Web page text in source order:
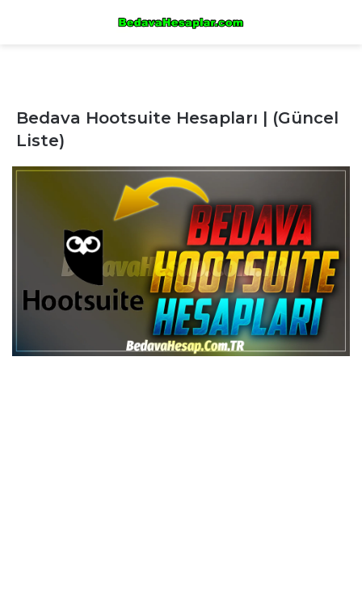
Bedava Hootsuite Hesapları | (Güncel
Liste)